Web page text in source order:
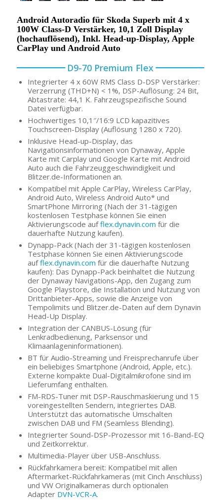
Android Autoradio für Skoda Superb mit 4 x
100W Class-D Verstärker, 10,1 Zoll Display
(hochauflösend), Inkl. Head-up-Display, Apple
CarPlay und Android Auto
D9-70 Premium Flex
Integrierter 4 x 60W RMS Class D-DSP Verstärker:
Verzerrung (THD+N) < 1%, DSP-Auflösung: 24 Bit,
Abtastrate: 44,1 K. Fahrzeugspezifische Sound
Datei verfügbar.
Hochwertiges 10,1″/16:9 LCD kapazitives
Touchscreen-Display (Auflösung 1280 x 720).
Inklusive Head-up-Display, das
Navigationsinformationen von Dynaway, Apple
Karte mit Carplay und Google Karte mit Android
Auto auch die Fahrzeuggeschwindigkeit und
Blitzer.de-Informationen an.
Kompatibel mit Apple CarPlay, Wireless CarPlay,
Android Auto, Wireless Android Auto* und
SmartPhone Mirroring (Nach der 31-tägigen
kostenlosen Testphase können Sie einen
Aktivierungscode aufflex.dynavin.com für die
dauerhafte Nutzung kaufen).
Dynapp-Pack (Nach der 31-tägigen kostenlosen
Testphase können Sie einen Aktivierungscode
aufflex.dynavin.com für die dauerhafte Nutzung
kaufen): Das Dynapp-Pack beinhaltet die Nutzung
der Dynaway Navigations-App, den Zugang zum
Google Playstore, die Installation und Nutzung von
Drittanbieter-Apps, sowie die Anzeige von
Tempolimits und Blitzer.de-Daten auf dem Dynavin
Head-Up Display.
Integration der CANBUS-Lösung (für
Lenkradbedienung, Parksensor und
Klimaanlageninformationen).
BT für Audio-Streaming und Freisprechanrufe über
ein beliebiges Smartphone (Android, Apple, etc.).
Externe kompakte Dual-Digitalmikrofone sind im
Lieferumfang enthalten.
FM-RDS-Tuner mit DSP-Rauschmaskierung und 15
voreingestellten Sendern, integriertes DAB.
Unterstützt das automatische Umschalten
zwischen DAB und FM (Seamless Blending).
Integrierter Sound-DSP-Prozessor mit 16-Band-EQ
und Zeitkorrektur.
Multimedia-Player über USB-Anschluss.
Rückfahrkamera bereit: Kompatibel mit allen
Aftermarket-Rückfahrkameras (mit Cinch Anschluss)
und VW Originalkameras durch optionalen
Adapter DVN-VCR-A.